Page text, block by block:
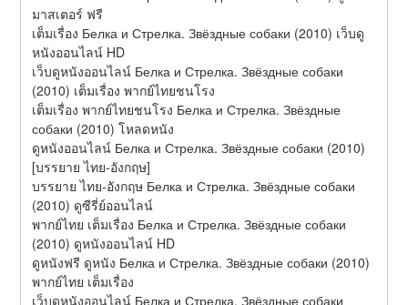
มาสเตอร์ ฟรี
เต็มเรื่อง Белка и Стрелка. Звёздные собаки (2010) เว็บดู
หนังออนไลน์ HD
เว็บดูหนังออนไลน์ Белка и Стрелка. Звёздные собаки
(2010) เต็มเรื่อง พากย์ไทยชนโรง
เต็มเรื่อง พากย์ไทยชนโรง Белка и Стрелка. Звёздные
собаки (2010) โหลดหนัง
ดูหนังออนไลน์ Белка и Стрелка. Звёздные собаки (2010)
[บรรยาย ไทย-อังกฤษ]
บรรยาย ไทย-อังกฤษ Белка и Стрелка. Звёздные собаки
(2010) ดูซีรี่ย์ออนไลน์
พากย์ไทย เต็มเรื่อง Белка и Стрелка. Звёздные собаки
(2010) ดูหนังออนไลน์ HD
ดูหนังฟรี ดูหนัง Белка и Стрелка. Звёздные собаки (2010)
พากย์ไทย เต็มเรื่อง
เว็บดูหนังออนไลน์ Белка и Стрелка. Звёздные собаки